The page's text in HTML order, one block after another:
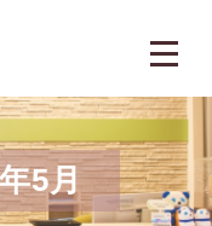
5月